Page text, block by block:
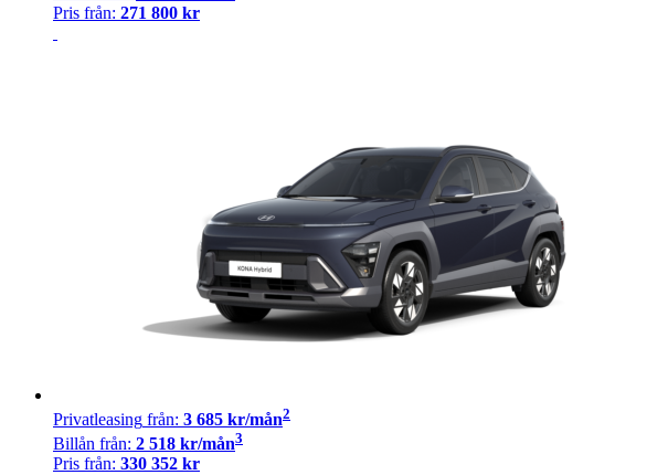
Pris från: 271 800 kr
Privatleasing från: 3 685 kr/mån2
Billån från: 2 518 kr/mån3
Pris från: 330 352 kr